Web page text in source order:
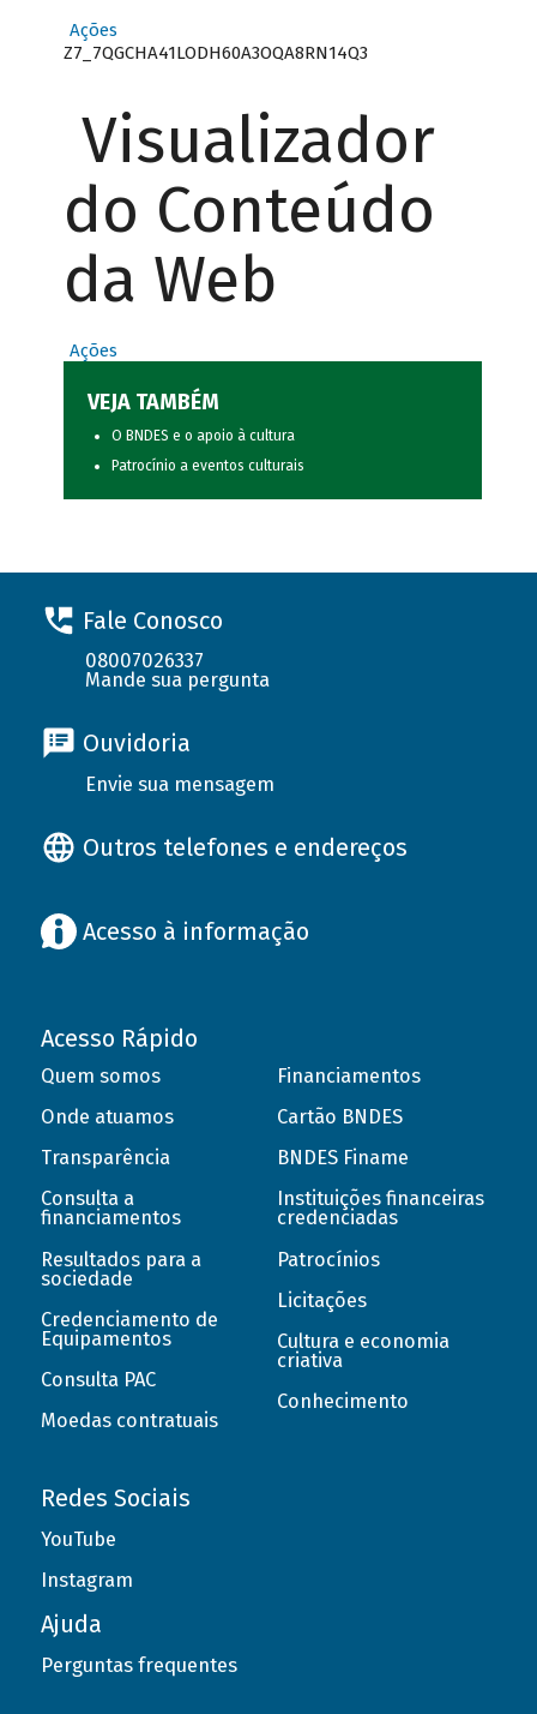
Ações
Z7_7QGCHA41LODH60A3OQA8RN14Q3
Visualizador
do Conteúdo
da Web
Ações
VEJA TAMBÉM
O BNDES e o apoio à cultura
Patrocínio a eventos culturais
Fale Conosco
08007026337
Mande sua pergunta
Ouvidoria
Envie sua mensagem
Outros telefones e endereços
Acesso à informação
Acesso Rápido
Quem somos
Onde atuamos
Transparência
Consulta a
financiamentos
Resultados para a
sociedade
Credenciamento de
Equipamentos
Consulta PAC
Moedas contratuais
Financiamentos
Cartão BNDES
BNDES Finame
Instituições financeiras
credenciadas
Patrocínios
Licitações
Cultura e economia
criativa
Conhecimento
Redes Sociais
YouTube
Instagram
Ajuda
Perguntas frequentes